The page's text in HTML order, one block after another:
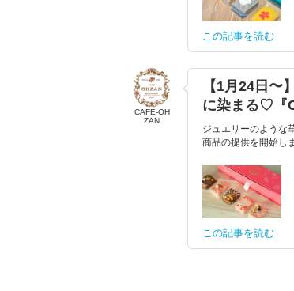
この記事を読む
CAFE-OH
ZAN
【1月24日〜
に染まる♡『
ジュエリーのような
商品の提供を開始し
この記事を読む